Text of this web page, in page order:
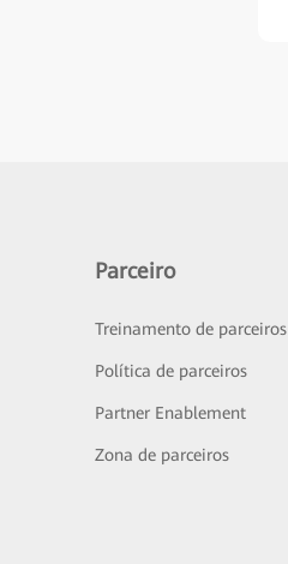
Parceiro
Treinamento de parceiros
Política de parceiros
Partner Enablement
Zona de parceiros